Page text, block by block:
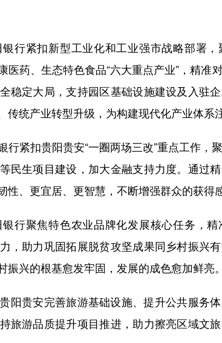
紧扣新型工业化和工业强市战略部署，
药、生态特色食品“六大重点产业”，精准
稳定大局，支持园区基础设施建设及入驻
统产业转型升级，为构建现代化产业体系
紧扣贵阳贵安“一圈两场三改”重点工作，
民生项目建设，加大金融支持力度。通过
、更宜居、更智慧，不断增强群众的获得
聚焦特色农业品牌化发展核心任务，精
，助力巩固拓展脱贫攻坚成果同乡村振兴
兴的根基愈发牢固，发展的成色愈加鲜亮。
贵安完善旅游基础设施、提升公共服务
旅游品质提升项目推进，助力擦亮区域文